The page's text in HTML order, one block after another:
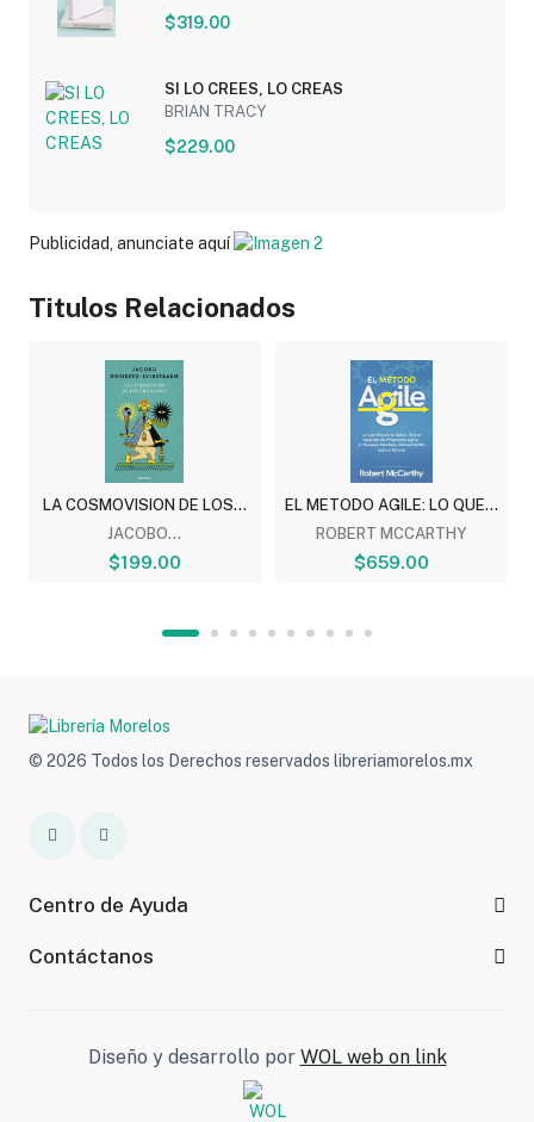
$319.00
SI LO CREES, LO CREAS
BRIAN TRACY
$229.00
Publicidad, anunciate aquí
Titulos Relacionados
LA COSMOVISION DE LOS...
JACOBO...
$199.00
EL METODO AGILE: LO QUE...
ROBERT MCCARTHY
$659.00
© 2026 Todos los Derechos reservados libreriamorelos.mx
Centro de Ayuda
Contáctanos
Diseño y desarrollo por WOL web on link